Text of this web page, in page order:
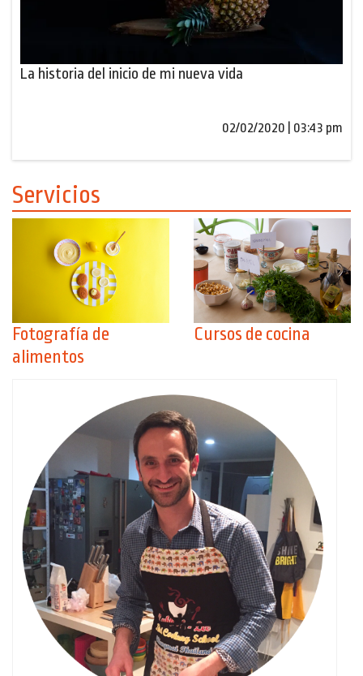
La historia del inicio de mi nueva vida
02/02/2020 | 03:43 pm
Servicios
Fotografía de
alimentos
Cursos de cocina